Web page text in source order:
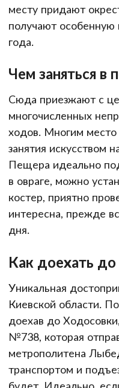
месту придают
получают особенную
года.
Чем заняться в
Сюда приезжают с
многочисленных
ходов. Многим место
занятия искусством
Пещера идеально
в овраге, можно
костер, приятно
интересна, прежде
дня.
Как доехать
Уникальная
Киевской области.
доехав до
№738, которая
метрополитена
транспортом и